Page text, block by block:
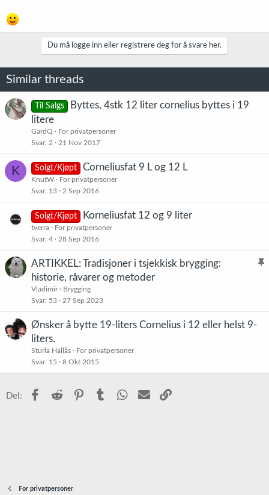
Du må logge inn eller registrere deg for å svare her.
Similar threads
Til Salgs
Byttes, 4stk 12 liter cornelius byttes i 19
litere
GardQ
For privatpersoner
Svar 2 21 Nov 2017
K Solgt/Kjøpt Corneliusfat 9 L og 12 L
KnutW
For privatpersoner
Svar 13 2 Sep 2016
Solgt/Kjøpt Korneliusfat 12 og 9 liter
tverra
For privatpersoner
Svar 4 28 Sep 2016
K
ARTIKKEL: Tradisjoner i tsjekkisk brygging:
historie, råvarer og metoder
Vladimir
Brygging
Svar 53 27 Sep 2023
Ønsker å bytte 19-liters Cornelius i 12 eller helst 9-
liters.
Sturla Hallås
For privatpersoner
Svar 15 8 Okt 2015
Del: Facebook
Reddit PinterestTumblr WhatsApp
E-post
For privatpersoner